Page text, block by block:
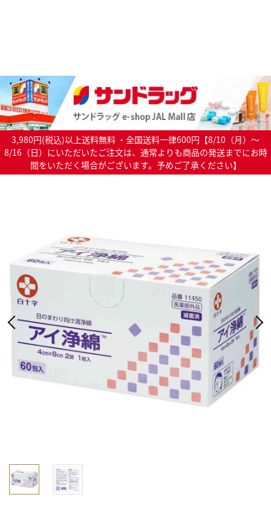
3,980円(税込)以上送料無料 ・全国送料一律600円【8/10（月）～
8/16（日）にいただいたご注文は、通常よりも商品の発送までにお時
間をいただく場合がございます。予めご了承ください】